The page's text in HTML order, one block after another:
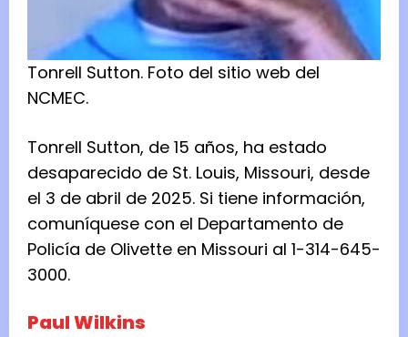
Tonrell Sutton. Foto del sitio web del
NCMEC.
Tonrell Sutton, de 15 años, ha estado
desaparecido de St. Louis, Missouri, desde
el 3 de abril de 2025. Si tiene información,
comuníquese con el Departamento de
Policía de Olivette en Missouri al 1-314-645-
3000.
Paul Wilkins